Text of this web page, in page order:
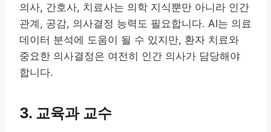
의사, 간호사, 치료사는 의학 지식뿐만 아니라 인간
관계, 공감, 의사결정 능력도 필요합니다. AI는 의료
데이터 분석에 도움이 될 수 있지만, 환자 치료와
중요한 의사결정은 여전히 인간 의사가 담당해야
합니다.
3. 교육과 교수